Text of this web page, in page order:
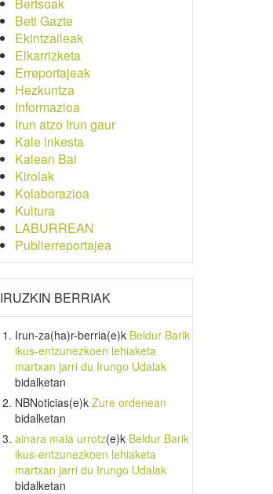
Beti Gazte
Ekintzaileak
Elkarrizketa
Erreportajeak
Hezkuntza
Informazioa
Irun atzo Irun gaur
Kale inkesta
Kalean Bai
Kirolak
Kolaborazioa
Kultura
LABURREAN
Publierreportajea
IRUZKIN BERRIAK
Irun-za(ha)r-berria(e)k Beldur Barik
ikus-entzunezkoen lehiaketa
martxan jarri du Irungo Udalak
bidalketan
NBNoticias(e)k Zure ordenean
bidalketan
ainara maia urrotz(e)k Beldur Barik
ikus-entzunezkoen lehiaketa
martxan jarri du Irungo Udalak
bidalketan